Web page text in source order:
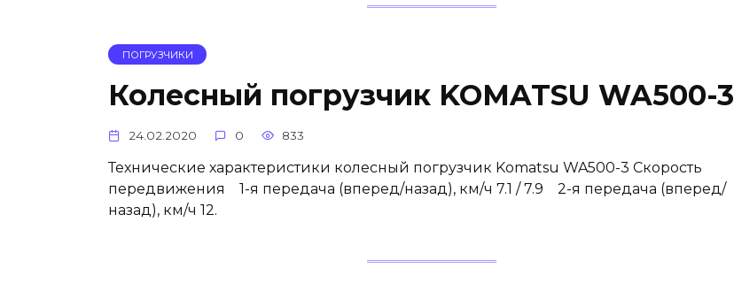
ПОГРУЗЧИКИ
Колесный погрузчик KOMATSU WA500-3
24.02.2020 0 833
Технические характеристики колесный погрузчик Komatsu WA500-3 Скорость
передвижения 1-я передача (вперед/назад), км/ч 7.1 / 7.9 2-я передача (вперед/
назад), км/ч 12.